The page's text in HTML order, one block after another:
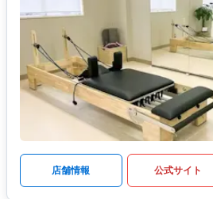
店舗情報 公式サイト